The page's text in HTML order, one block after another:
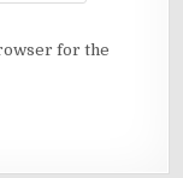
for the